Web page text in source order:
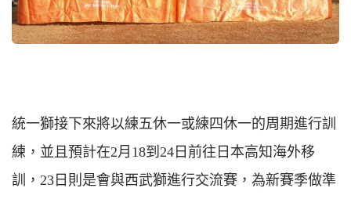
統一獅接下來將以練五休一或練四休一的周期進行訓
練，並且預計在2月18到24日前往日本高知海外移
訓，23日則是會與西武獅進行交流賽，為新賽季做準